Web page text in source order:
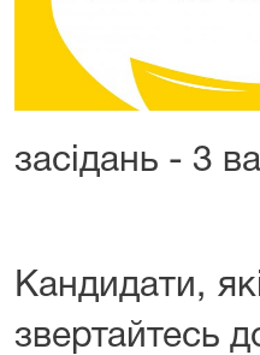
засідань - 3
Кандидати,
звертайтесь